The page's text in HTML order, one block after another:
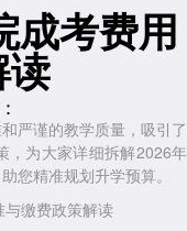
成考费用
严谨的教学质量，吸引了
，为大家详细拆解2026年
您精准规划升学预算。